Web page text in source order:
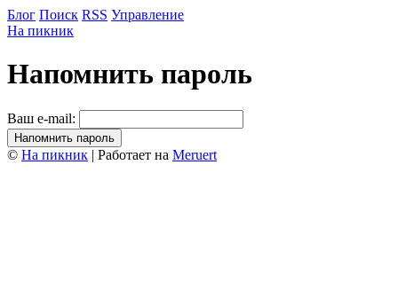
Блог Поиск RSS Управление
На пикник
Напомнить пароль
Ваш e-mail:
© На пикник | Работает на Meruert